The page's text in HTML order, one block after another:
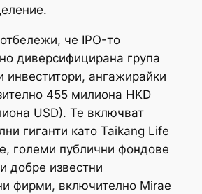
че IPO-то
диверсифицирана група
инвеститори, ангажирайки
455 милиона HKD
USD). Те включват
гиганти като Taikang Life
големи публични фондове
добре известни
фирми, включително Mirae